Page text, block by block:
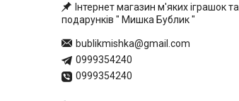
Інтернет магазин м'яких іграшок та
подарунків " Мишка Бублик "
bublikmishka@gmail.com
0999354240
0999354240